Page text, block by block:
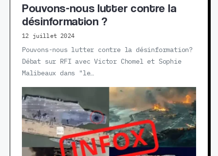
Pouvons-nous lutter contre la
désinformation ?
12 juillet 2024
Pouvons-nous lutter contre la désinformation?
Débat sur RFI avec Victor Chomel et Sophie
Malibeaux dans "le…